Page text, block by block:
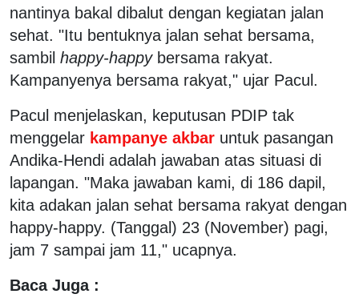
nantinya bakal dibalut dengan kegiatan jalan
sehat. "Itu bentuknya jalan sehat bersama,
sambil happy-happybersama rakyat.
Kampanyenya bersama rakyat," ujar Pacul.
Pacul menjelaskan, keputusan PDIP tak
menggelar kampanye akbar untuk pasangan
Andika-Hendi adalah jawaban atas situasi di
lapangan. "Maka jawaban kami, di 186 dapil,
kita adakan jalan sehat bersama rakyat dengan
happy-happy. (Tanggal) 23 (November) pagi,
jam 7 sampai jam 11," ucapnya.
Baca Juga :